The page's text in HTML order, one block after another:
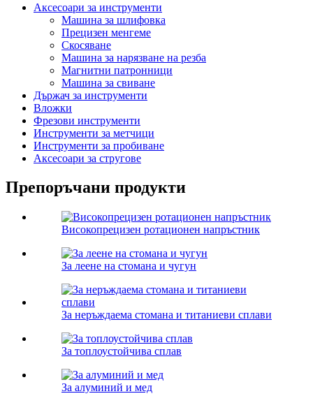
Аксесоари за инструменти
Машина за шлифовка
Прецизен менгеме
Скосяване
Машина за нарязване на резба
Магнитни патронници
Машина за свиване
Държач за инструменти
Вложки
Фрезови инструменти
Инструменти за метчици
Инструменти за пробиване
Аксесоари за стругове
Препоръчани продукти
Високопрецизен ротационен напръстник
За леене на стомана и чугун
За неръждаема стомана и титаниеви сплави
За топлоустойчива сплав
За алуминий и мед